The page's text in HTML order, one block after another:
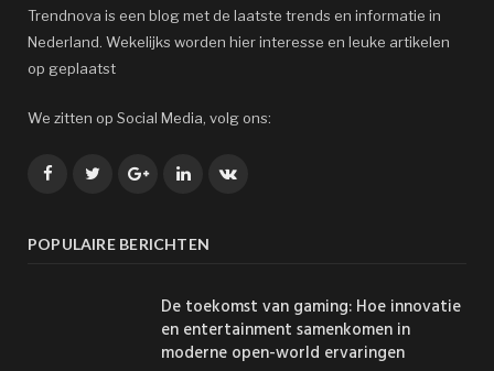
Trendnova is een blog met de laatste trends en informatie in
Nederland. Wekelijks worden hier interesse en leuke artikelen
op geplaatst
We zitten op Social Media, volg ons:
FacebookTwitterGoogle+LinkedInVK
POPULAIRE BERICHTEN
De toekomst van gaming: Hoe innovatie
en entertainment samenkomen in
moderne open-world ervaringen